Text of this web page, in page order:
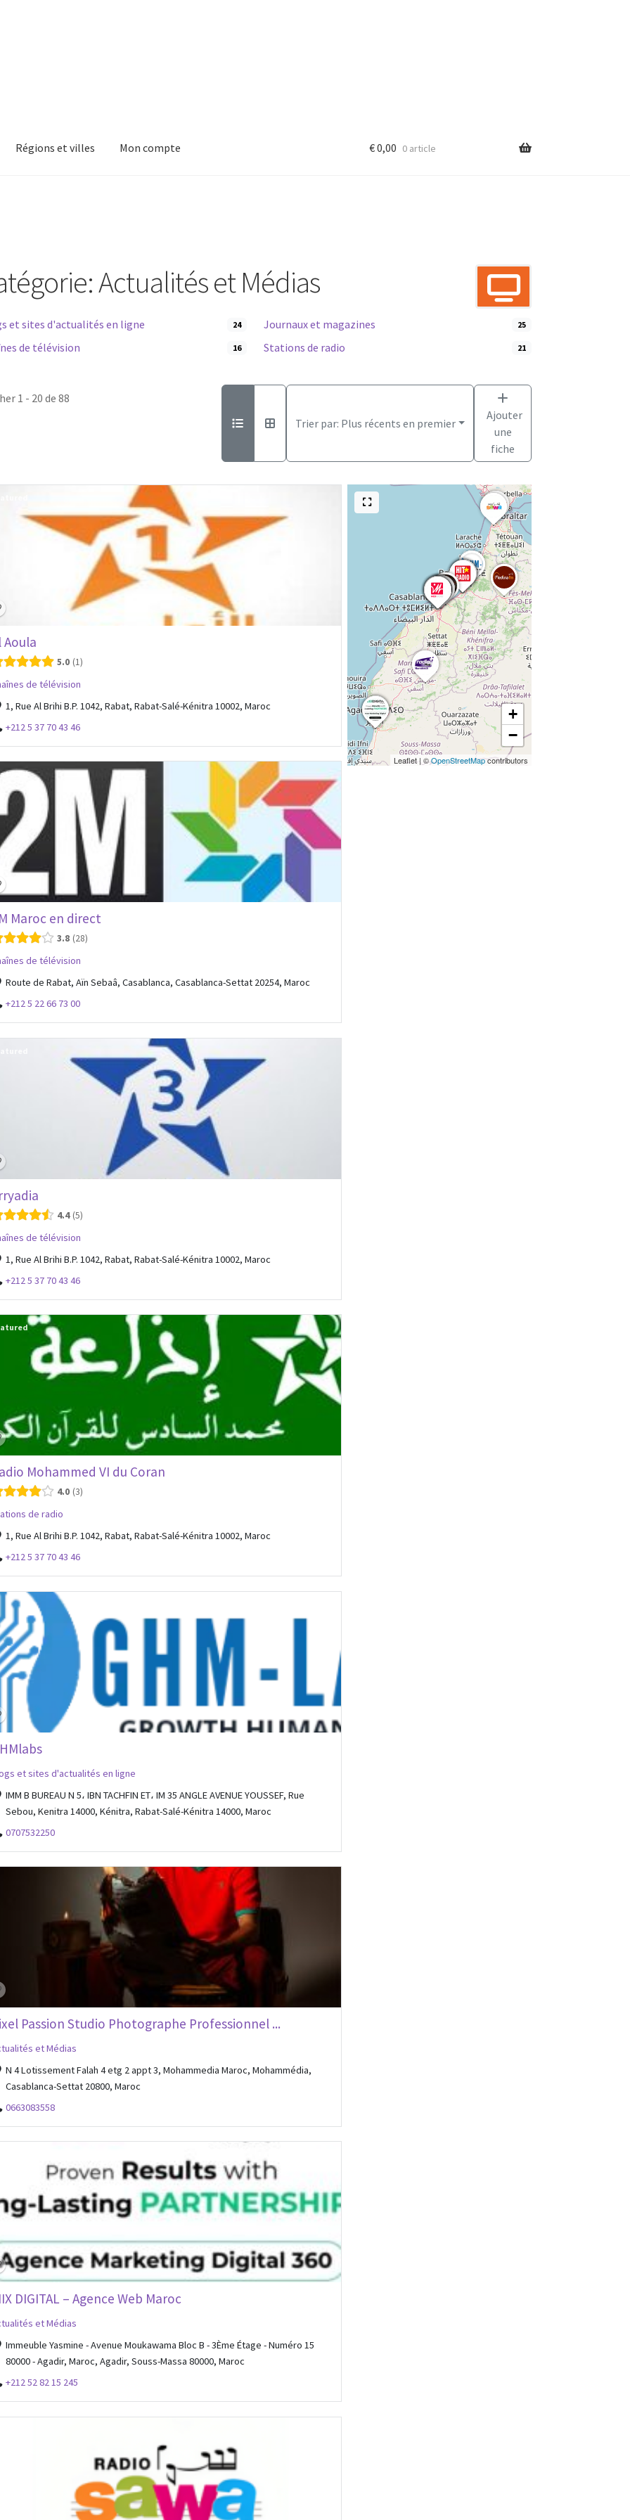
Régions et villes Mon compte €0,00 0 article
Actualités et Médias
et sites d'actualités en ligne 24
de télévision 16
Journaux et magazines 25
Stations de radio 21
1 - 20 de 88
Trier par: Plus récents en premier
Ajouter
une
fiche
Aoula
5.0 1
de télévision
1, Rue Al Brihi B.P. 1042, Rabat, Rabat-Salé-Kénitra 10002, Maroc
+212 5 37 70 43 46
Maroc en direct
3.8 28
de télévision
Route de Rabat, Aïn Sebaâ, Casablanca, Casablanca-Settat 20254, Maroc
+212 5 22 66 73 00
4.4 5
de télévision
1, Rue Al Brihi B.P. 1042, Rabat, Rabat-Salé-Kénitra 10002, Maroc
+212 5 37 70 43 46
Mohammed VI du Coran
4.0 3
de radio
1, Rue Al Brihi B.P. 1042, Rabat, Rabat-Salé-Kénitra 10002, Maroc
+212 5 37 70 43 46
et sites d'actualités en ligne
IMM B BUREAU N 5، IBN TACHFIN ET، IM 35 ANGLE AVENUE YOUSSEF, Rue
Sebou, Kenitra 14000, Kénitra, Rabat-Salé-Kénitra 14000, Maroc
0707532250
Passion Studio Photographe Professionnel ...
et Médias
N 4 Lotissement Falah 4 etg 2 appt 3, Mohammedia Maroc, Mohammédia,
Casablanca-Settat 20800, Maroc
0663083558
DIGITAL – Agence Web Maroc
et Médias
Immeuble Yasmine - Avenue Moukawama Bloc B - 3Ème Étage - Numéro 15
80000 - Agadir, Maroc, Agadir, Souss-Massa 80000, Maroc
+212 52 82 15 245
+
−
Leaflet|©OpenStreetMapcontributors